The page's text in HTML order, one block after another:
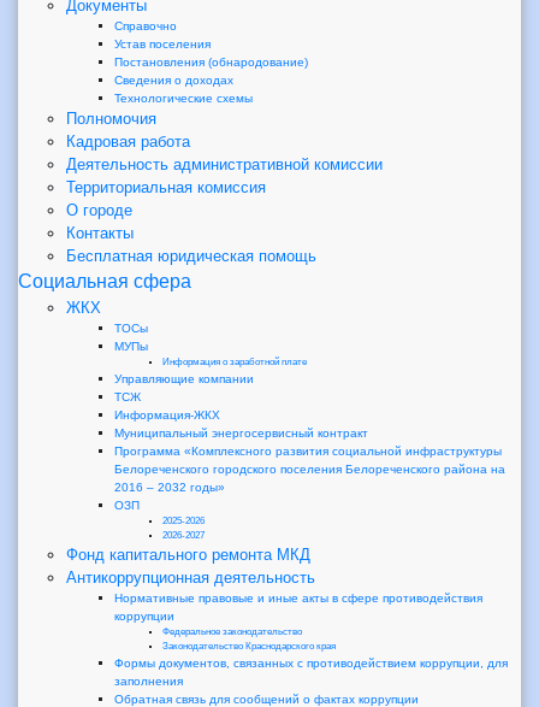
Документы
Справочно
Устав поселения
Постановления (обнародование)
Сведения о доходах
Технологические схемы
Полномочия
Кадровая работа
Деятельность административной комиссии
Территориальная комиссия
О городе
Контакты
Бесплатная юридическая помощь
Социальная сфера
ЖКХ
ТОСы
МУПы
Информация о заработной плате
Управляющие компании
ТСЖ
Информация-ЖКХ
Муниципальный энергосервисный контракт
Программа «Комплексного развития социальной инфраструктуры
Белореченского городского поселения Белореченского района на
2016 – 2032 годы»
ОЗП
2025-2026
2026-2027
Фонд капитального ремонта МКД
Антикоррупционная деятельность
Нормативные правовые и иные акты в сфере противодействия
коррупции
Федеральное законодательство
Законодательство Краснодарского края
Формы документов, связанных с противодействием коррупции, для
заполнения
Обратная связь для сообщений о фактах коррупции